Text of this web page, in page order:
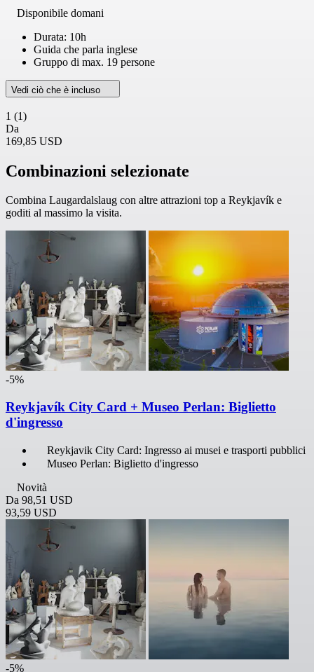
Disponibile domani
Durata: 10h
Guida che parla inglese
Gruppo di max. 19 persone
Vedi ciò che è incluso
1 (1)
Da
169,85 USD
Combinazioni selezionate
Combina Laugardalslaug con altre attrazioni top a Reykjavík e
goditi al massimo la visita.
-5%
Reykjavík City Card + Museo Perlan: Biglietto
d'ingresso
Reykjavik City Card: Ingresso ai musei e trasporti pubblici
Museo Perlan: Biglietto d'ingresso
Novità
Da 98,51 USD
93,59 USD
-5%